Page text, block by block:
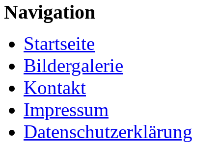
Navigation
Startseite
Bildergalerie
Kontakt
Impressum
Datenschutzerklärung